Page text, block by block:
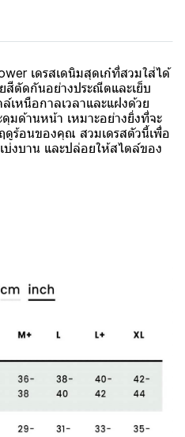
เดรสเดนิมสุดเก๋ที่สวมใส่ได้
ตัดกันอย่างประณีตและเย็บ
เหนือกาลเวลาและแฝงด้วย
มด้านหน้า เหมาะอย่างยิ่งที่จะ
ดูร้อนของคุณ สวมเดรสตัวนี้เพื่อ
งบาน และปล่อยให้สไตล์ของ